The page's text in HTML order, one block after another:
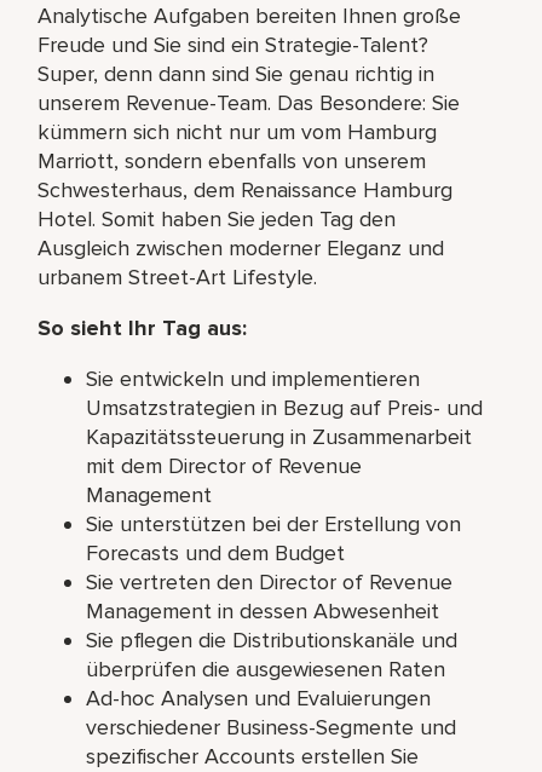
Analytische Aufgaben bereiten Ihnen große
Freude und Sie sind ein Strategie-Talent?
Super, denn dann sind Sie genau richtig in
unserem Revenue-Team. Das Besondere: Sie
kümmern sich nicht nur um vom Hamburg
Marriott, sondern ebenfalls von unserem
Schwesterhaus, dem Renaissance Hamburg
Hotel. Somit haben Sie jeden Tag den
Ausgleich zwischen moderner Eleganz und
urbanem Street-Art Lifestyle.
So sieht Ihr Tag aus:
Sie entwickeln und implementieren
Umsatzstrategien in Bezug auf Preis- und
Kapazitätssteuerung in Zusammenarbeit
mit dem Director of Revenue
Management
Sie unterstützen bei der Erstellung von
Forecasts und dem Budget
Sie vertreten den Director of Revenue
Management in dessen Abwesenheit
Sie pflegen die Distributionskanäle und
überprüfen die ausgewiesenen Raten
Ad-hoc Analysen und Evaluierungen
verschiedener Business-Segmente und
spezifischer Accounts erstellen Sie